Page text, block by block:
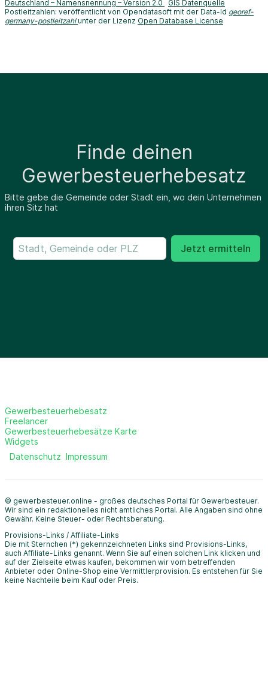
Deutschland – Namensnennung – Version 2.0
GIS Datenquelle
Postleitzahlen: veröffentlicht von Opendatasoft mit der Data-Id georef-
germany-postleitzahl unter der Lizenz Open Database License
Finde deinen
Gewerbesteuerhebesatz
Bitte gebe die Gemeinde oder Stadt ein, wo dein Unternehmen
ihren Sitz hat
Jetzt ermitteln
Gewerbesteuerhebesatz
Freelancer
Gewerbesteuerhebesätze Karte
Widgets
Datenschutz Impressum
© gewerbesteuer.online - großes deutsches Portal für Gewerbesteuer.
Wir sind ein redaktionelles nicht amtliches Portal. Alle Angaben sind ohne
Gewähr. Keine Steuer- oder Rechtsberatung.
Provisions-Links / Affiliate-Links
Die mit Sternchen (*) gekennzeichneten Links sind Provisions-Links,
auch Affiliate-Links genannt. Wenn Sie auf einen solchen Link klicken und
auf der Zielseite etwas kaufen, bekommen wir vom betreffenden
Anbieter oder Online-Shop eine Vermittlerprovision. Es entstehen für Sie
keine Nachteile beim Kauf oder Preis.